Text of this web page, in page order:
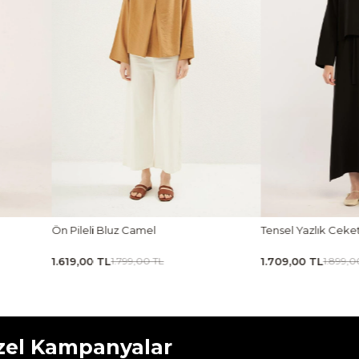
Tensel Yazlık Ceket Siyah
1.709,00 TL1.899,00 TL
Tensel Jile Elbise
1.979,00 TL2.199,00
Kampanyalar